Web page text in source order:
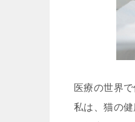
医療の世界
私は、猫の